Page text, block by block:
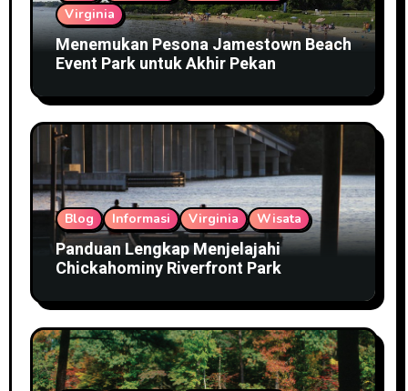
Virginia
Menemukan Pesona Jamestown Beach
Event Park untuk Akhir Pekan
Blog Informasi Virginia Wisata
Panduan Lengkap Menjelajahi
Chickahominy Riverfront Park